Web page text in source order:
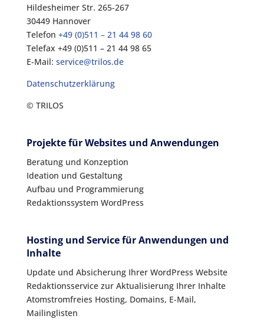
Hildesheimer Str. 265-267
30449 Hannover
Telefon +49 (0)511 – 21 44 98 60
Telefax +49 (0)511 – 21 44 98 65
E-Mail: service@trilos.de
Datenschutzerklärung
© TRILOS
Projekte für Websites und Anwendungen
Beratung und Konzeption
Ideation und Gestaltung
Aufbau und Programmierung
Redaktionssystem WordPress
Hosting und Service für Anwendungen und
Inhalte
Update und Absicherung Ihrer WordPress Website
Redaktionsservice zur Aktualisierung Ihrer Inhalte
Atomstromfreies Hosting, Domains, E-Mail,
Mailinglisten